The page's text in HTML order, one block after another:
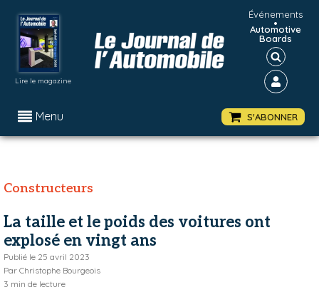
Lire le magazine
Événements
•
Automotive
Boards
Menu S'ABONNER
Constructeurs
La taille et le poids des voitures ont
explosé en vingt ans
Publié le 25 avril 2023
Par Christophe Bourgeois
3 min de lecture